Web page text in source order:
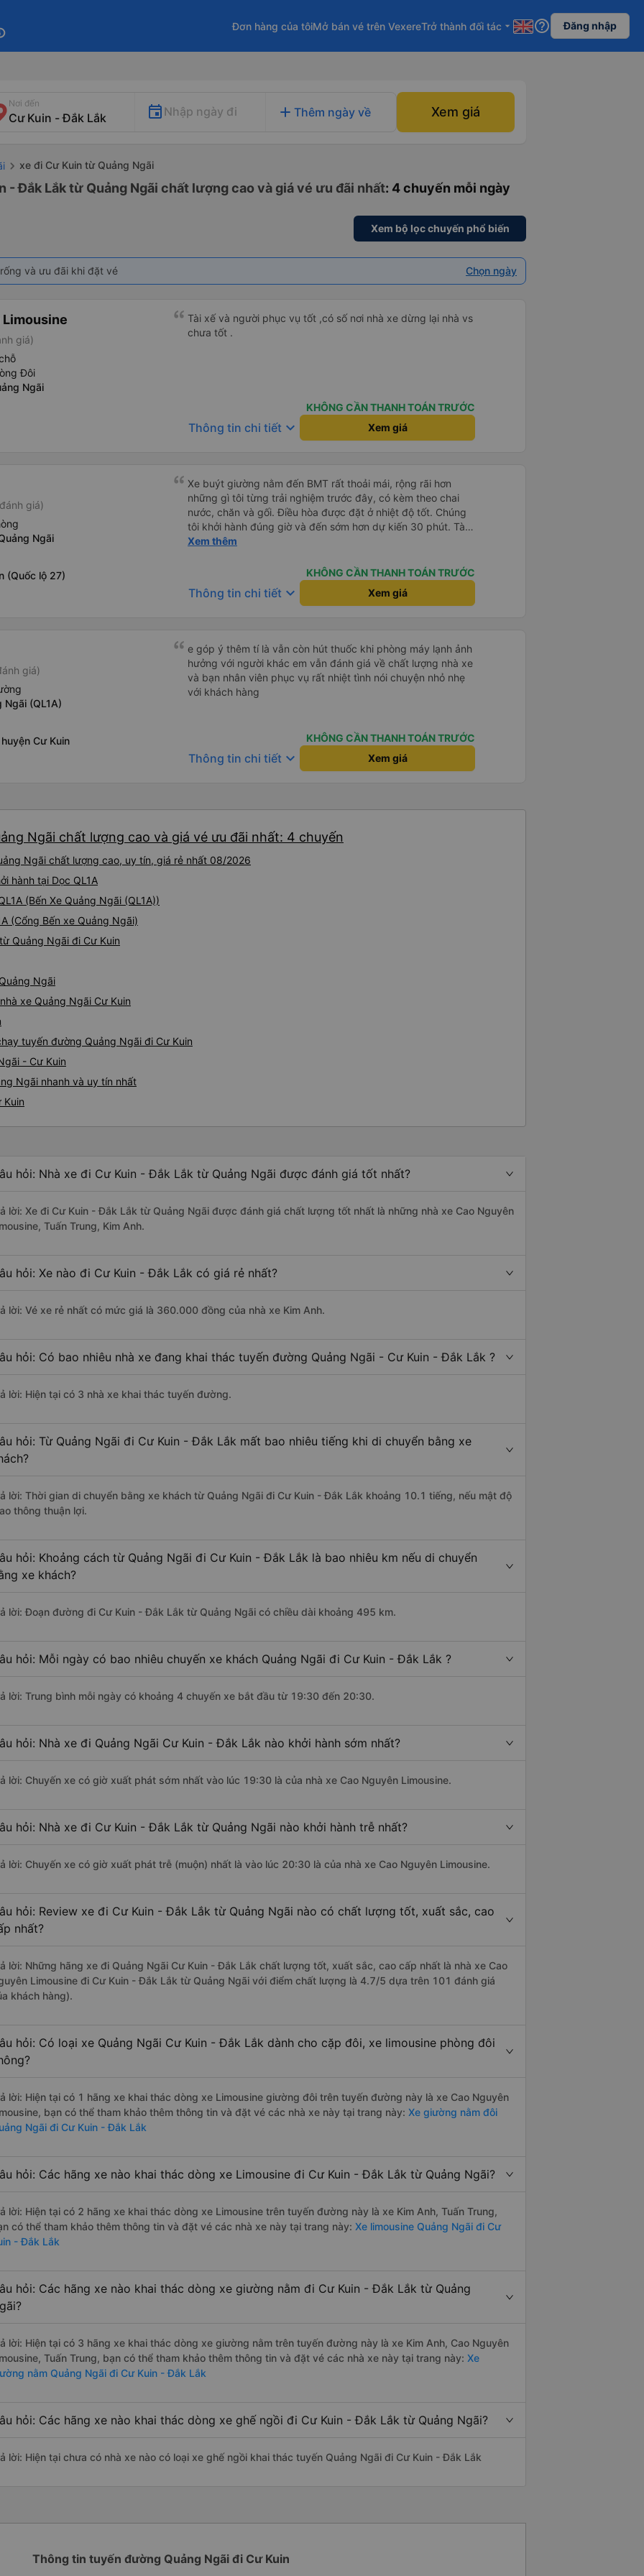
Đơn hàng của tôiMở bán vé trên VexereTrở thành đối tác arrow_drop_down help_outline Đăng nhập
Nơi đến
Nhập ngày đi add Thêm ngày về Xem giá
xe đi Cư Kuin từ Quảng Ngãi
- Đắk Lắk từ Quảng Ngãi chất lượng cao và giá vé ưu đãi nhất: 4 chuyến mỗi ngày
Xem bộ lọc chuyến phổ biến
và ưu đãi khi đặt vé Chọn ngày
Limousine
giá)
Đôi
Ngãi
Tài xế và người phục vụ tốt ,có số nơi nhà xe dừng lại nhà vs
chưa tốt .
KHÔNG CẦN THANH TOÁN TRƯỚC
Thông tin chi tiết keyboard_arrow_down Xem giá
giá)
Ngãi
(Quốc lộ 27)
Xe buýt giường nằm đến BMT rất thoải mái, rộng rãi hơn
những gì tôi từng trải nghiệm trước đây, có kèm theo chai
nước, chăn và gối. Điều hòa được đặt ở nhiệt độ tốt. Chúng
tôi khởi hành đúng giờ và đến sớm hơn dự kiến 30 phút. Tài
xế rất tuyệt so với những tài xế khác ở Việt Nam! Không quá
cảm giác lái xe an toàn nên rất dễ ngủ. Tôi rất vui vì đã đặt
qua Vexere và có vị trí xe buýt trên GPS và biển số xe vì tôi
phải tìm kiếm xung quanh bến xe để tìm thấy nó, đây là vấn
Xem thêm
KHÔNG CẦN THANH TOÁN TRƯỚC
Thông tin chi tiết keyboard_arrow_down Xem giá
giá)
Ngãi (QL1A)
Cư Kuin
e góp ý thêm tí là vẫn còn hút thuốc khi phòng máy lạnh ảnh
hưởng với người khác em vẫn đánh giá về chất lượng nhà xe
và bạn nhân viên phục vụ rất nhiệt tình nói chuyện nhỏ nhẹ
với khách hàng
KHÔNG CẦN THANH TOÁN TRƯỚC
Thông tin chi tiết keyboard_arrow_down Xem giá
Ngãi chất lượng cao và giá vé ưu đãi nhất: 4 chuyến
Ngãi chất lượng cao, uy tín, giá rẻ nhất 08/2026
hành tại Dọc QL1A
(Bến Xe Quảng Ngãi (QL1A))
(Cổng Bến xe Quảng Ngãi)
Quảng Ngãi đi Cư Kuin
Ngãi
xe Quảng Ngãi Cư Kuin
tuyến đường Quảng Ngãi đi Cư Kuin
- Cư Kuin
Ngãi nhanh và uy tín nhất
Kuin
hỏi: Nhà xe đi Cư Kuin - Đắk Lắk từ Quảng Ngãi được đánh giá tốt nhất?
lời: Xe đi Cư Kuin - Đắk Lắk từ Quảng Ngãi được đánh giá chất lượng tốt nhất là những nhà xe Cao Nguyên
Tuấn Trung, Kim Anh.
hỏi: Xe nào đi Cư Kuin - Đắk Lắk có giá rẻ nhất?
lời: Vé xe rẻ nhất có mức giá là 360.000 đồng của nhà xe Kim Anh.
hỏi: Có bao nhiêu nhà xe đang khai thác tuyến đường Quảng Ngãi - Cư Kuin - Đắk Lắk ?
lời: Hiện tại có 3 nhà xe khai thác tuyến đường.
hỏi: Từ Quảng Ngãi đi Cư Kuin - Đắk Lắk mất bao nhiêu tiếng khi di chuyển bằng xe
lời: Thời gian di chuyển bằng xe khách từ Quảng Ngãi đi Cư Kuin - Đắk Lắk khoảng 10.1 tiếng, nếu mật độ
thông thuận lợi.
hỏi: Khoảng cách từ Quảng Ngãi đi Cư Kuin - Đắk Lắk là bao nhiêu km nếu di chuyển
xe khách?
lời: Đoạn đường đi Cư Kuin - Đắk Lắk từ Quảng Ngãi có chiều dài khoảng 495 km.
hỏi: Mỗi ngày có bao nhiêu chuyến xe khách Quảng Ngãi đi Cư Kuin - Đắk Lắk ?
lời: Trung bình mỗi ngày có khoảng 4 chuyến xe bắt đầu từ 19:30 đến 20:30.
hỏi: Nhà xe đi Quảng Ngãi Cư Kuin - Đắk Lắk nào khởi hành sớm nhất?
lời: Chuyến xe có giờ xuất phát sớm nhất vào lúc 19:30 là của nhà xe Cao Nguyên Limousine.
hỏi: Nhà xe đi Cư Kuin - Đắk Lắk từ Quảng Ngãi nào khởi hành trễ nhất?
lời: Chuyến xe có giờ xuất phát trễ (muộn) nhất là vào lúc 20:30 là của nhà xe Cao Nguyên Limousine.
hỏi: Review xe đi Cư Kuin - Đắk Lắk từ Quảng Ngãi nào có chất lượng tốt, xuất sắc, cao
nhất?
lời: Những hãng xe đi Quảng Ngãi Cư Kuin - Đắk Lắk chất lượng tốt, xuất sắc, cao cấp nhất là nhà xe Cao
Limousine đi Cư Kuin - Đắk Lắk từ Quảng Ngãi với điểm chất lượng là 4.7/5 dựa trên 101 đánh giá
khách hàng).
hỏi: Có loại xe Quảng Ngãi Cư Kuin - Đắk Lắk dành cho cặp đôi, xe limousine phòng đôi
lời: Hiện tại có 1 hãng xe khai thác dòng xe Limousine giường đôi trên tuyến đường này là xe Cao Nguyên
bạn có thể tham khảo thêm thông tin và đặt vé các nhà xe này tại trang này: Xe giường nằm đôi
Ngãi đi Cư Kuin - Đắk Lắk
hỏi: Các hãng xe nào khai thác dòng xe Limousine đi Cư Kuin - Đắk Lắk từ Quảng Ngãi?
lời: Hiện tại có 2 hãng xe khai thác dòng xe Limousine trên tuyến đường này là xe Kim Anh, Tuấn Trung,
có thể tham khảo thêm thông tin và đặt vé các nhà xe này tại trang này: Xe limousine Quảng Ngãi đi Cư
- Đắk Lắk
hỏi: Các hãng xe nào khai thác dòng xe giường nằm đi Cư Kuin - Đắk Lắk từ Quảng
lời: Hiện tại có 3 hãng xe khai thác dòng xe giường nằm trên tuyến đường này là xe Kim Anh, Cao Nguyên
Tuấn Trung, bạn có thể tham khảo thêm thông tin và đặt vé các nhà xe này tại trang này: Xe
nằm Quảng Ngãi đi Cư Kuin - Đắk Lắk
hỏi: Các hãng xe nào khai thác dòng xe ghế ngồi đi Cư Kuin - Đắk Lắk từ Quảng Ngãi?
lời: Hiện tại chưa có nhà xe nào có loại xe ghế ngồi khai thác tuyến Quảng Ngãi đi Cư Kuin - Đắk Lắk
Thông tin tuyến đường Quảng Ngãi đi Cư Kuin